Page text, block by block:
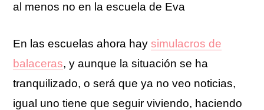
al menos no en la escuela de Eva
En las escuelas ahora haysimulacros de
balaceras, y aunque la situación se ha
tranquilizado, o será que ya no veo noticias,
igual uno tiene que seguir viviendo, haciendo